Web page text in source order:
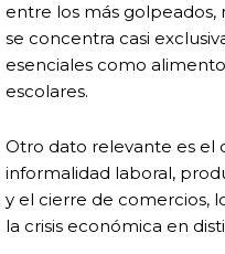
entre los más
se concentra casi
esenciales como
escolares.
Otro dato relevante es el
informalidad laboral,
y el cierre de comercios,
la crisis económica en